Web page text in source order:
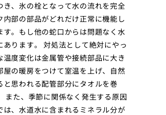
、氷の栓となって水の流れを完全
部の部品がどれだけ正常に機能し
。もし他の蛇口からは問題なく水
ります。 対処法として絶対にやっ
度変化は金属管や接続部品に大き
の暖房をつけて室温を上げ、自然
思われる配管部分にタオルを巻
また、季節に関係なく発生する原因
、水道水に含まれるミネラル分が